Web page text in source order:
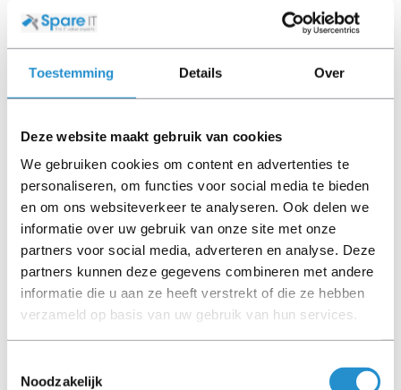
Toestemming Details Over
Deze website maakt gebruik van cookies
We gebruiken cookies om content en advertenties te
personaliseren, om functies voor social media te bieden
en om ons websiteverkeer te analyseren. Ook delen we
informatie over uw gebruik van onze site met onze
partners voor social media, adverteren en analyse. Deze
partners kunnen deze gegevens combineren met andere
informatie die u aan ze heeft verstrekt of die ze hebben
verzameld op basis van uw gebruik van hun services.
Noodzakelijk
POWER DISTRIBUTION
UNITS (PDU)
POWER SUPPLY UNITS
(PSU)
RACK ACCESSORIES